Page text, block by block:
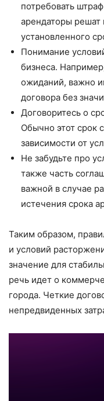
потребовать
арендаторы
установленного
Понимание
бизнеса.
ожиданий, важно
договора без
Договоритесь о
Обычно этот срок
зависимости от
Не забудьте про
также часть
важной в случае
истечения срока
Таким образом,
и условий
значение для
речь идет о
города. Четкие
непредвиденных